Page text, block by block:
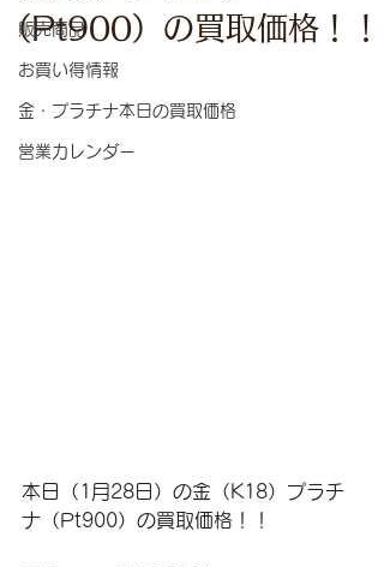
販売商品
お買い得情報
金・プラチナ本日の買取価格
営業カレンダー
（Pt900）の買取価格！！
本日（1月28日）の金（K18）プラチ
ナ（Pt900）の買取価格！！